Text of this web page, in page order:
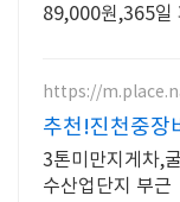
89,000원,365일
https://
추천!진천중장
3톤미만지게차,
수산업단지 부근